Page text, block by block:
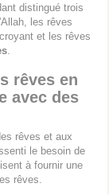
distingué trois
les rêves
et les rêves
.
rêves en
avec des
rêves et aux
le besoin de
à fournir une
rêves.